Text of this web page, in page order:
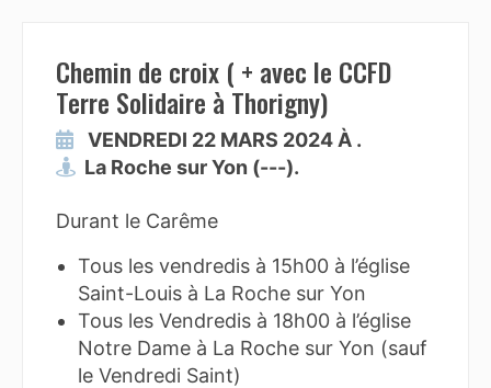
Chemin de croix ( + avec le CCFD
Terre Solidaire à Thorigny)
VENDREDI 22 MARS 2024 À .
La Roche sur Yon (---).
Durant le Carême
Tous les vendredis à 15h00 à l’église
Saint-Louis à La Roche sur Yon
Tous les Vendredis à 18h00 à l’église
Notre Dame à La Roche sur Yon (sauf
le Vendredi Saint)